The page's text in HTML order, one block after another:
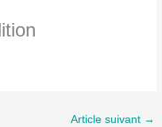
Article suivant →